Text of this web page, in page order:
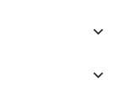
keyboard_arrow_down
